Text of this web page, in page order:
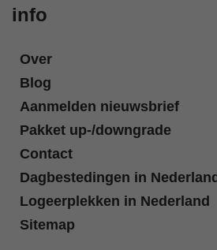
info
Over
Blog
Aanmelden nieuwsbrief
Pakket up-/downgrade
Contact
Dagbestedingen in Nederland
Logeerplekken in Nederland
Sitemap